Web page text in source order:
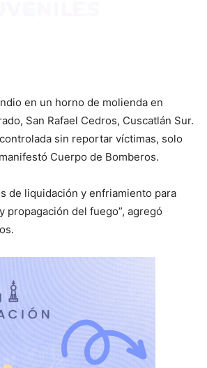
en un horno de molienda en
San Rafael Cedros, Cuscatlán Sur.
sin reportar víctimas, solo
Cuerpo de Bomberos.
de liquidación y enfriamiento para
propagación del fuego”, agregó